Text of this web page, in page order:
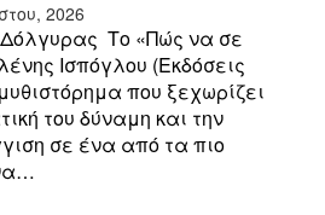
2026
Το «Πώς να σε
Ισπόγλου (Εκδόσεις
που ξεχωρίζει
του δύναμη και την
σε ένα από τα πιο